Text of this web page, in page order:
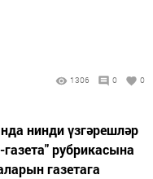
1306 0 0
нинди үзгәрешләр
рубрикасына
газетага